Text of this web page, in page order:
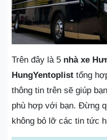
Trên đây là 5 nhà xe
HungYentoplist tổng
thông tin trên sẽ giúp
phù hợp với bạn. Đừng
không bỏ lỡ các tin tức